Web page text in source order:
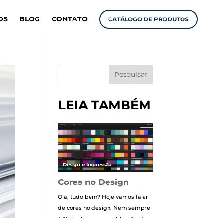
BLOG CONTATO CATÁLOGO DE PRODUTOS
Pesquisar
LEIA TAMBÉM